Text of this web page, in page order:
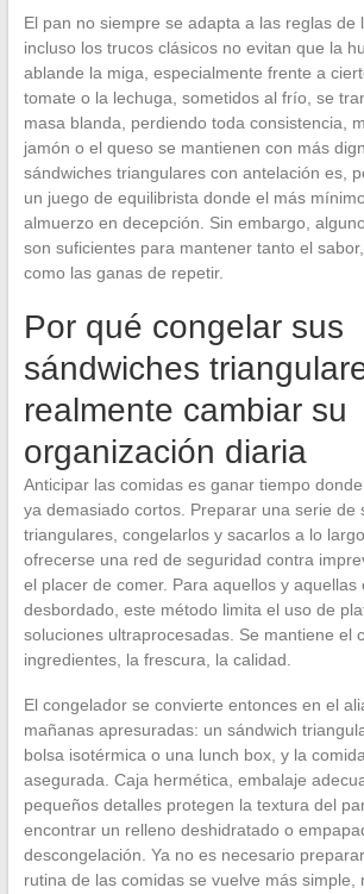
El pan no siempre se adapta a las reglas de
incluso los trucos clásicos no evitan que la
ablande la miga, especialmente frente a
tomate o la lechuga, sometidos al frío, se
masa blanda, perdiendo toda consistencia,
jamón o el queso se mantienen con más
sándwiches triangulares con antelación es,
un juego de equilibrista donde el más
almuerzo en decepción. Sin embargo,
son suficientes para mantener tanto el
como las ganas de repetir.
Por qué congelar sus
sándwiches
realmente cambiar su
organización diaria
Anticipar las comidas es ganar tiempo
ya demasiado cortos. Preparar una serie de
triangulares, congelarlos y sacarlos a lo
ofrecerse una red de seguridad contra
el placer de comer. Para aquellos y aquellas
desbordado, este método limita el uso de
soluciones ultraprocesadas. Se mantiene el
ingredientes, la frescura, la calidad.
El congelador se convierte entonces en el
mañanas apresuradas: un sándwich
bolsa isotérmica o una lunch box, y la
asegurada. Caja hermética, embalaje
pequeños detalles protegen la textura del
encontrar un relleno deshidratado o
descongelación. Ya no es necesario
rutina de las comidas se vuelve más simple,